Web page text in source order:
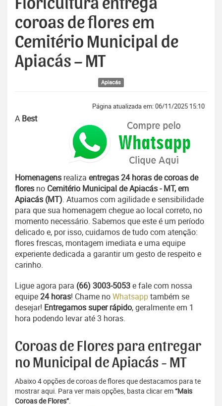
Floricultura entrega
coroas de flores em
Cemitério Municipal de
Apiacás – MT
Apiacás
Página atualizada em: 06/11/2025 15:10
A Best
Homenagens realiza entregas 24 horas de coroas de
flores no Cemitério Municipal de Apiacás - MT, em
Apiacás (MT). Atuamos com agilidade e sensibilidade
para que sua homenagem chegue ao local correto, no
momento necessário. Sabemos que este é um período
delicado e, por isso, cuidamos de tudo com atenção:
flores frescas, montagem imediata e uma equipe
experiente dedicada a garantir um gesto de respeito e
carinho.
Ligue agora para (66) 3003-5053e fale com nossa
equipe24 horas! Chame noWhatsapptambém se
desejar! Entregamos super rápido, geralmente em 1
hora podendo levar até 3 horas.
Coroas de Flores para entregar
no Municipal de Apiacás - MT
Abaixo 4 opções de coroas de flores que destacamos para te
mostrar aqui. Para ver mais opções, basta clicar em“Mais
Coroas de Flores”.